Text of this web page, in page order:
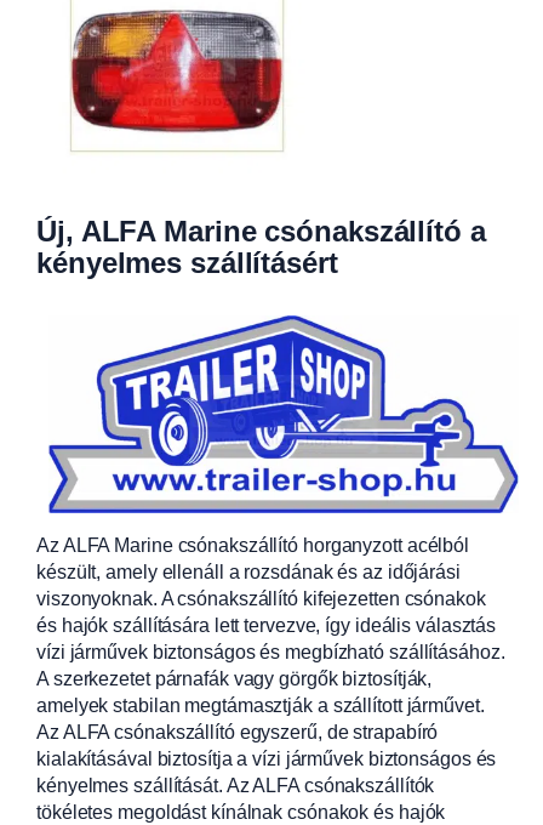
Új, ALFA Marine csónakszállító a
kényelmes szállításért
Az ALFA Marine csónakszállító horganyzott acélból
készült, amely ellenáll a rozsdának és az időjárási
viszonyoknak. A csónakszállító kifejezetten csónakok
és hajók szállítására lett tervezve, így ideális választás
vízi járművek biztonságos és megbízható szállításához.
A szerkezetet párnafák vagy görgők biztosítják,
amelyek stabilan megtámasztják a szállított járművet.
Az ALFA csónakszállító egyszerű, de strapabíró
kialakításával biztosítja a vízi járművek biztonságos és
kényelmes szállítását. Az ALFA csónakszállítók
tökéletes megoldást kínálnak csónakok és hajók